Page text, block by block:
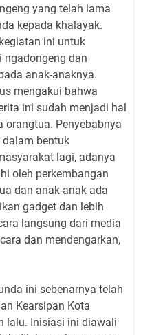
yang telah lama
kepada khalayak.
ini untuk
ngadongeng dan
anak-anaknya.
mengakui bahwa
ini sudah menjadi hal
orangtua. Penyebabnya
bentuk
lagi, adanya
oleh perkembangan
dan anak-anak ada
gadget dan lebih
langsung dari media
dan mendengarkan,
ini sebenarnya telah
Kearsipan Kota
lalu. Inisiasi ini diawali